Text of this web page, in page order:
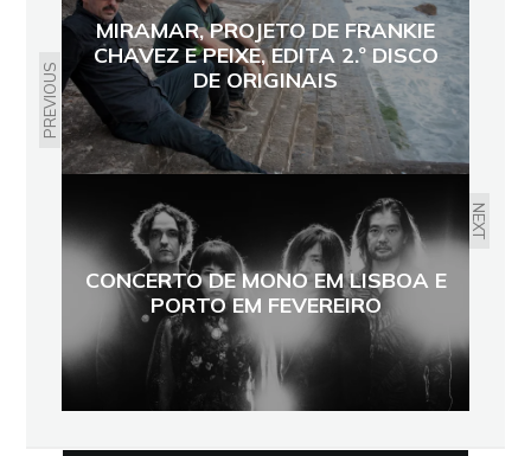
PREVIOUS
MIRAMAR, PROJETO DE FRANKIE
CHAVEZ E PEIXE, EDITA 2.º DISCO
DE ORIGINAIS
NEXT
CONCERTO DE MONO EM LISBOA E
PORTO EM FEVEREIRO